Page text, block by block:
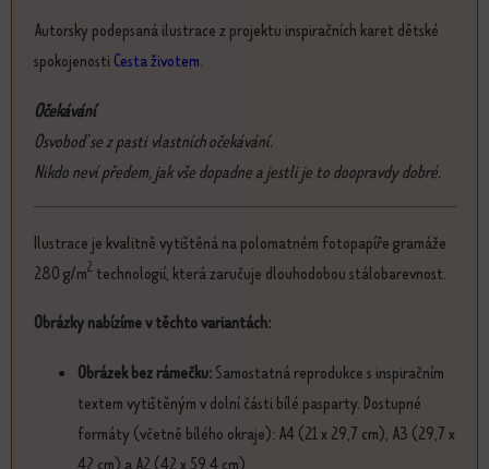
Autorsky podepsaná ilustrace z projektu inspiračních karet dětské
spokojenostiCesta životem.
Očekávání
Osvoboď se z pasti vlastních očekávání.
Nikdo neví předem, jak vše dopadne a jestli je to doopravdy dobré.
Ilustrace je kvalitně vytištěná na polomatném fotopapíře gramáže
280 g/m2 technologií, která zaručuje dlouhodobou stálobarevnost.
Obrázky nabízíme v těchto variantách:
Obrázek bez rámečku:Samostatná reprodukce s inspiračním
textem vytištěným v dolní části bílé pasparty. Dostupné
formáty (včetně bílého okraje): A4 (21 x 29,7 cm), A3 (29,7 x
42 cm) a A2 (42 x 59,4 cm)